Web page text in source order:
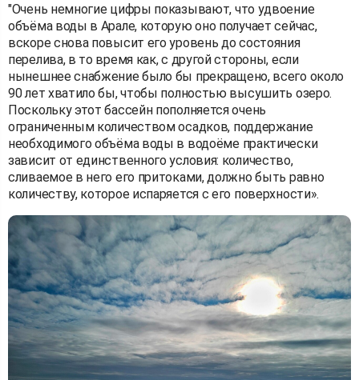
"Очень немногие цифры показывают, что удвоение
объёма воды в Арале, которую оно получает сейчас,
вскоре снова повысит его уровень до состояния
перелива, в то время как, с другой стороны, если
нынешнее снабжение было бы прекращено, всего около
90 лет хватило бы, чтобы полностью высушить озеро.
Поскольку этот бассейн пополняется очень
ограниченным количеством осадков, поддержание
необходимого объёма воды в водоёме практически
зависит от единственного условия: количество,
сливаемое в него его притоками, должно быть равно
количеству, которое испаряется с его поверхности».